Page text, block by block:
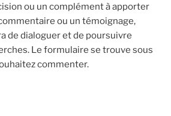
ou un complément à apporter
ou un témoignage,
de dialoguer et de poursuivre
Le formulaire se trouve sous
commenter.